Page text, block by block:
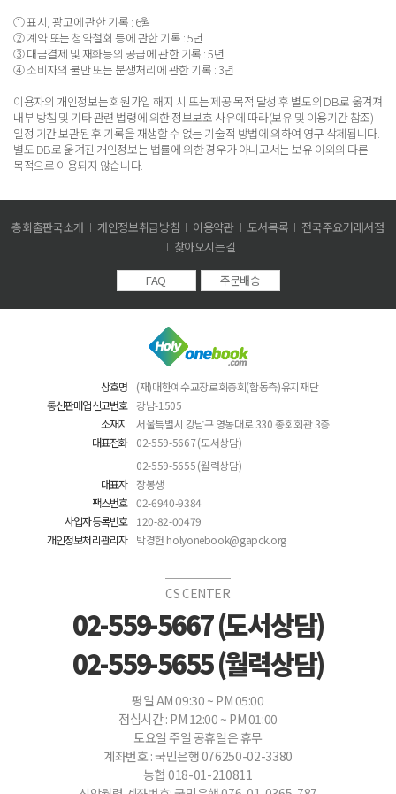
① 표시, 광고에 관한 기록 : 6월
② 계약 또는 청약철회 등에 관한 기록 : 5년
③ 대금결제 및 재화등의 공급에 관한 기록 : 5년
④ 소비자의 불만 또는 분쟁처리에 관한 기록 : 3년
이용자의 개인정보는 회원가입 해지 시 또는 제공 목적 달성 후 별도의 DB로 옮겨져
내부 방침 및 기타 관련 법령에 의한 정보보호 사유에 따라(보유 및 이용기간 참조)
일정 기간 보관된 후 기록을 재생할 수 없는 기술적 방법에 의하여 영구 삭제됩니다.
별도 DB로 옮겨진 개인정보는 법률에 의한 경우가 아니고서는 보유 이외의 다른
목적으로 이용되지 않습니다.
총회출판국소개 개인정보취급방침 이용약관 도서목록
전국주요거래서점
찾아오시는길
FAQ
주문배송
상호명
(재)대한예수교장로회총회(합동측)유지재단
통신판매업신고번호
강남-1505
소재지
서울특별시 강남구 영동대로 330 총회회관 3층
대표전화
02-559-5667 (도서상담)
02-559-5655 (월력상담)
대표자
장봉생
팩스번호 02-6940-9384
사업자등록번호
120-82-00479
개인정보처리관리자
박경헌 holyonebook@gapck.org
CS CENTER
02-559-5667 (도서상담)
02-559-5655 (월력상담)
평일 AM 09:30 ~ PM 05:00
점심시간 : PM 12:00 ~ PM 01:00
토요일 주일 공휴일은 휴무
계좌번호 : 국민은행 076250-02-3380
농협 018-01-210811